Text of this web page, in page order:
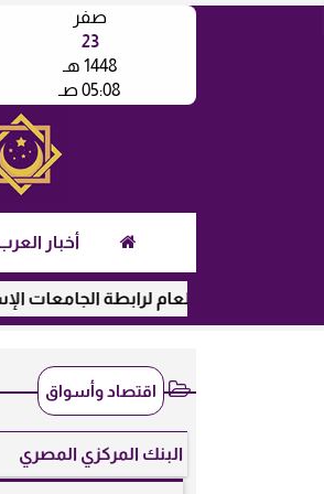
صفر
23
1448 هـ
05:08 صـ
أخبار
العام لرابطة الجامعات الإسلامية
اقتصاد وأسواق
البنك المركزي المصري